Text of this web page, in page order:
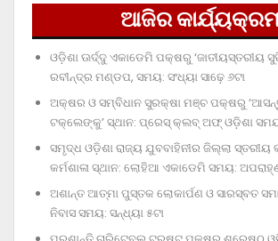
ଆଜିର
ଓଡ଼ିଶା ଊର୍ଦ୍ଦୁ ଏକାଡେମି ପକ୍ଷରୁ ‘ଜାତୀୟସ୍ତରୀୟ
ରବୀନ୍ଦ୍ର ମଣ୍ଡପ, ସମୟ: ସଂଧ୍ୟା ସାଢ଼େ ୬ଟା
ଅକ୍ଷର ଓ ସମ୍ବିଧାନ ସୁରକ୍ଷା ମଞ୍ଚ ପକ୍ଷରୁ
ଟକ୍‌ଲେଙ୍କୁ’ ସ୍ଥାନ: ପ୍ରେସ୍‌ କ୍ଲବ୍‌ ଅଫ୍‌ ଓଡ଼ିଶା ସମୟ:
ସମୃଦ୍ଧ ଓଡ଼ିଶା ରାଜ୍ୟ ଯୁବବାହିନୀର ଜିଲ୍ଲା
କର୍ମଶାଳା ସ୍ଥାନ: ଲୋହିଆ ଏକାଡେମି ସମୟ:
ଅଶାନ୍ତ ଆତ୍ମା ପୁସ୍ତକ ଲୋକାର୍ପଣ ଓ ସାରସ୍ବତ
ନିବାସ ସମୟ: ସନ୍ଧ୍ୟା ୫ଟା